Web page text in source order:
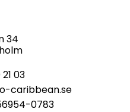
34
03
caribbean.se
0783